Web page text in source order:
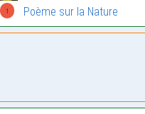
1
Poème sur la Nature